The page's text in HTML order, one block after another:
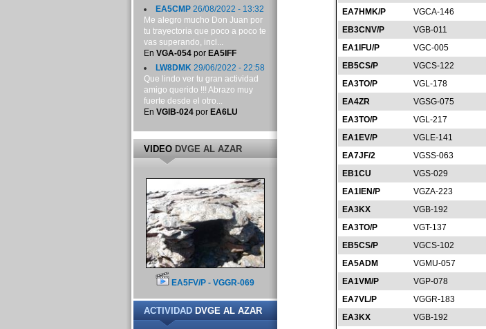
EA7HMK/P
VGCA-146
EB3CNV/P
VGB-011
EA1IFU/P
VGC-005
EB5CS/P
VGCS-122
EA3TO/P
VGL-178
EA4ZR
VGSG-075
EA3TO/P
VGL-217
EA1EV/P
VGLE-141
EA7JF/2
VGSS-063
EB1CU
VGS-029
EA1IEN/P
VGZA-223
EA3KX
VGB-192
EA3TO/P
VGT-137
EB5CS/P
VGCS-102
EA5ADM
VGMU-057
EA1VM/P
VGP-078
EA7VL/P
VGGR-183
EA3KX
VGB-192
EA5CMP26/08/2022 - 13:32
Me alegro mucho Don Juan por
tu trayectoria que poco a poco te
vas superando, incl...
En VGA-054por EA5IFF
LW8DMK29/06/2022 - 22:58
Que lindo ver tu gran actividad
amigo querido !!! Abrazo muy
fuerte desde el otro...
En VGIB-024por EA6LU
VIDEODVGE AL AZAR
EA5FV/P - VGGR-069
ACTIVIDADDVGE AL AZAR